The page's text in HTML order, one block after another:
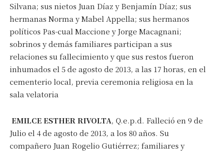
Silvana; sus nietos Juan Díaz y Benjamín Díaz; sus
hermanas Norma y Mabel Appella; sus hermanos
políticos Pas-cual Maccione y Jorge Macagnani;
sobrinos y demás familiares participan a sus
relaciones su fallecimiento y que sus restos fueron
inhumados el 5 de agosto de 2013, a las 17 horas, en el
cementerio local, previa ceremonia religiosa en la
sala velatoria
EMILCE ESTHER RIVOLTA, Q.e.p.d. Falleció en 9 de
Julio el 4 de agosto de 2013, a los 80 años. Su
compañero Juan Rogelio Gutiérrez; familiares y